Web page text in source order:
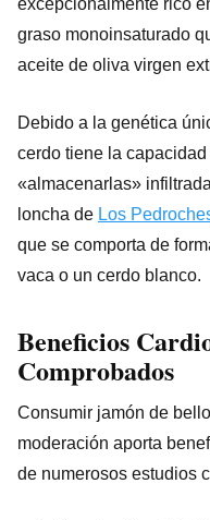
excepcionalmente rico
graso monoinsaturado
aceite de oliva virgen
Debido a la genética
cerdo tiene la
«almacenarlas»
loncha de Los
que se comporta de
vaca o un cerdo blanco.
Beneficios
Comprobados
Consumir jamón de
moderación aporta
de numerosos estudios